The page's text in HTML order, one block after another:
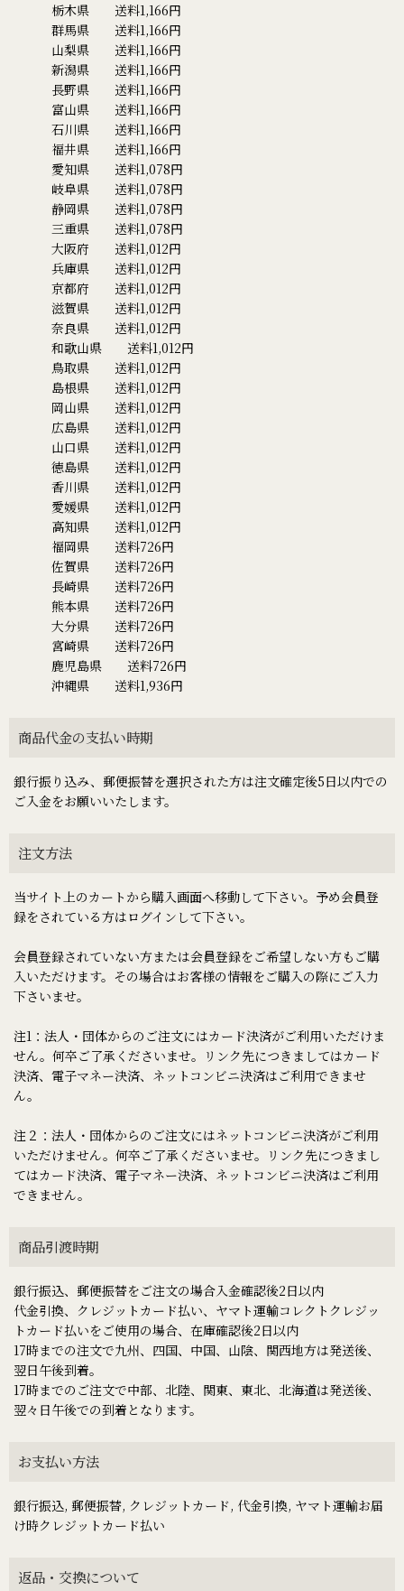
栃木県 送料1,166円
群馬県 送料1,166円
山梨県 送料1,166円
新潟県 送料1,166円
長野県 送料1,166円
富山県 送料1,166円
石川県 送料1,166円
福井県 送料1,166円
愛知県 送料1,078円
岐阜県 送料1,078円
静岡県 送料1,078円
三重県 送料1,078円
大阪府 送料1,012円
兵庫県 送料1,012円
京都府 送料1,012円
滋賀県 送料1,012円
奈良県 送料1,012円
和歌山県 送料1,012円
鳥取県 送料1,012円
島根県 送料1,012円
岡山県 送料1,012円
広島県 送料1,012円
山口県 送料1,012円
徳島県 送料1,012円
香川県 送料1,012円
愛媛県 送料1,012円
高知県 送料1,012円
福岡県 送料726円
佐賀県 送料726円
長崎県 送料726円
熊本県 送料726円
大分県 送料726円
宮崎県 送料726円
鹿児島県 送料726円
沖縄県 送料1,936円
商品代金の支払い時期
銀行振り込み、郵便振替を選択された方は注文確定後5日以内での
ご入金をお願いいたします。
注文方法
当サイト上のカートから購入画面へ移動して下さい。予め会員登
録をされている方はログインして下さい。
会員登録されていない方または会員登録をご希望しない方もご購
入いただけます。その場合はお客様の情報をご購入の際にご入力
下さいませ。
注1：法人・団体からのご注文にはカード決済がご利用いただけま
せん。何卒ご了承くださいませ。リンク先につきましてはカード
決済、電子マネー決済、ネットコンビニ決済はご利用できませ
ん。
注２：法人・団体からのご注文にはネットコンビニ決済がご利用
いただけません。何卒ご了承くださいませ。リンク先につきまし
てはカード決済、電子マネー決済、ネットコンビニ決済はご利用
できません。
商品引渡時期
銀行振込、郵便振替をご注文の場合入金確認後2日以内
代金引換、クレジットカード払い、ヤマト運輸コレクトクレジッ
トカード払いをご使用の場合、在庫確認後2日以内
17時までの注文で九州、四国、中国、山陰、関西地方は発送後、
翌日午後到着。
17時までのご注文で中部、北陸、関東、東北、北海道は発送後、
翌々日午後での到着となります。
お支払い方法
銀行振込, 郵便振替, クレジットカード, 代金引換, ヤマト運輸お届
け時クレジットカード払い
返品・交換について